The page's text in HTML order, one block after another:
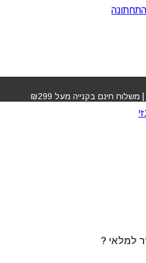
חינם בקנייה מעל ₪299
למלאי ?